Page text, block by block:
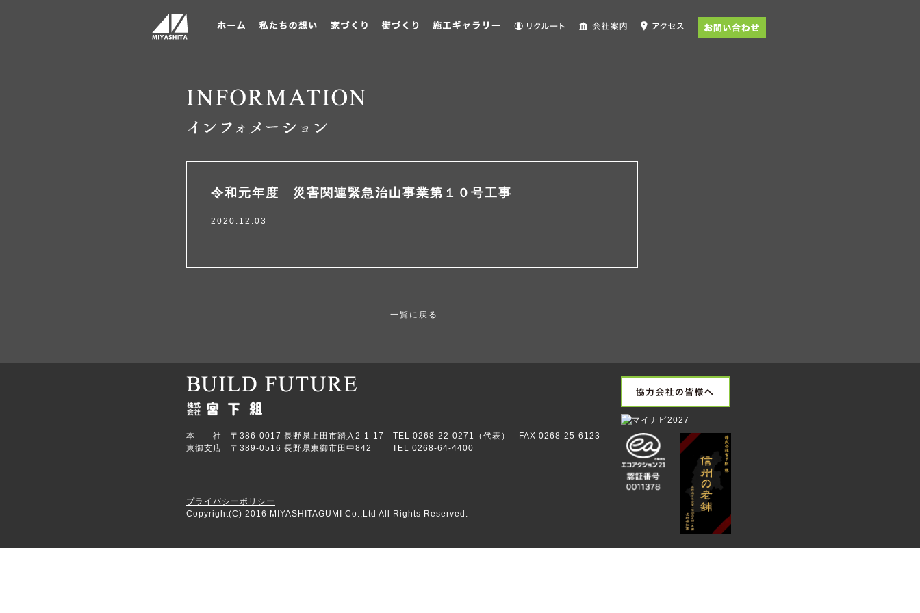
令和元年度 災害関連緊急治山事業第１０号工事
2020.12.03
一覧に戻る
本 社 〒386-0017 長野県上田市踏入2-1-17 TEL 0268-22-0271（代表） FAX 0268-25-6123
東御支店 〒389-0516 長野県東御市田中842 TEL 0268-64-4400
プライバシーポリシー
Copyright(C) 2016 MIYASHITAGUMI Co.,Ltd All Rights Reserved.